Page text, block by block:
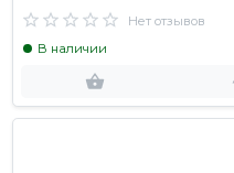
Нет отзывов
В наличии